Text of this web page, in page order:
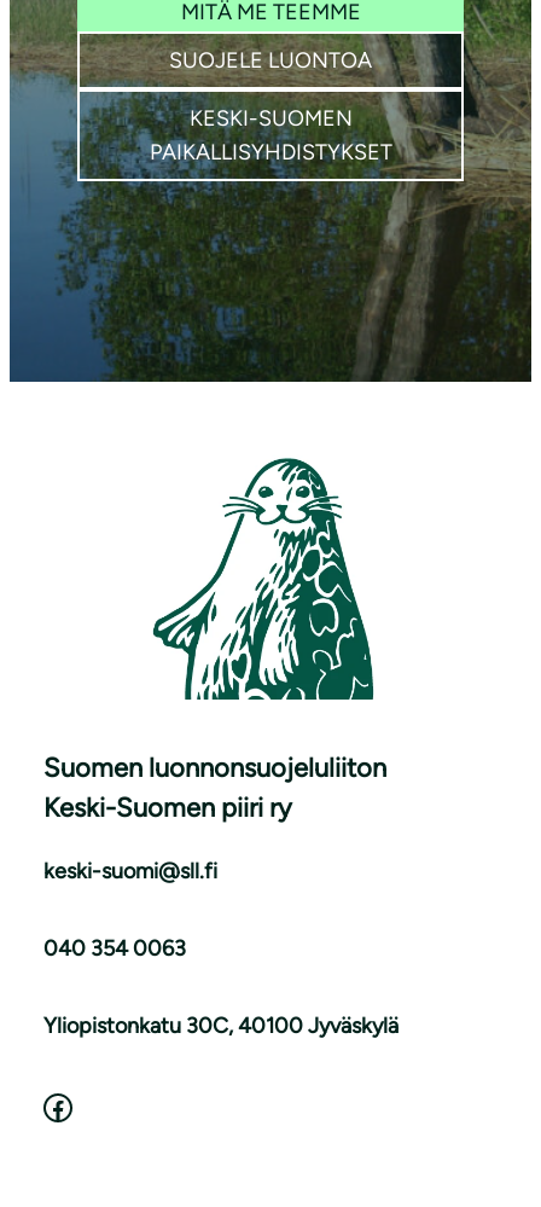
MITÄ ME TEEMME
SUOJELE LUONTOA
KESKI-SUOMEN
PAIKALLISYHDISTYKSET
Suomen luonnonsuojeluliiton
Keski-Suomen piiri ry
keski-suomi@sll.fi
040 354 0063
Yliopistonkatu 30C, 40100 Jyväskylä
Facebook